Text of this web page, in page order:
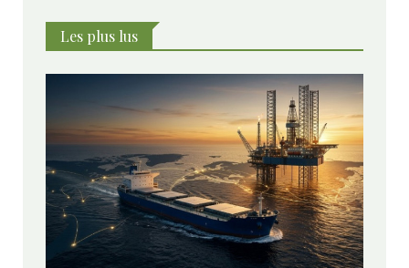
Les plus lus